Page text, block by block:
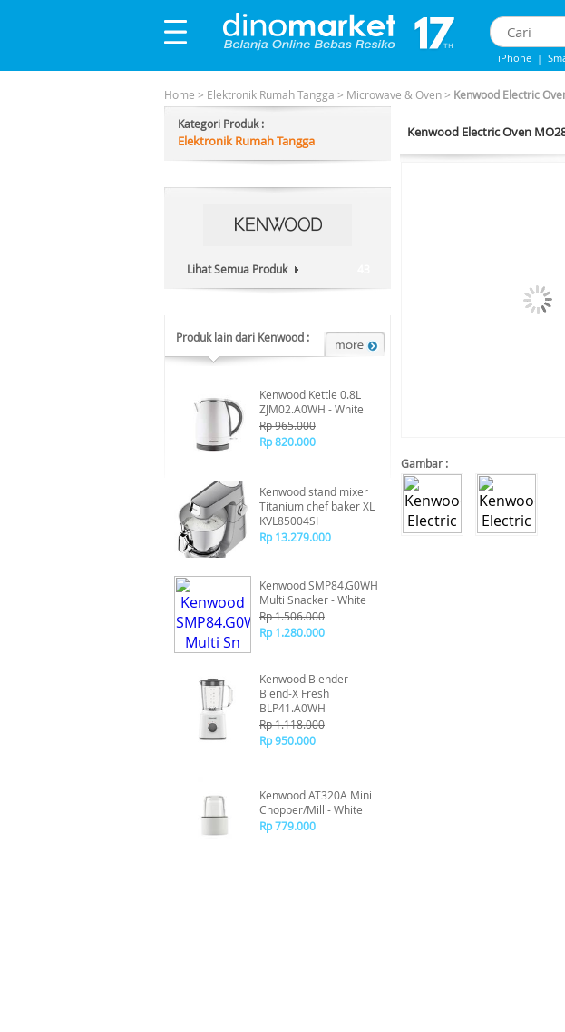
iPhone |
Home > Elektronik Rumah Tangga > Microwave & Oven> Kenwood Electric
Kategori Produk :
Elektronik Rumah Tangga
Lihat Semua Produk
Produk lain dari Kenwood :
Kenwood Kettle 0.8L
ZJM02.A0WH - White
Rp 965.000
Rp 820.000
Kenwood stand mixer
Titanium chef baker XL
KVL85004SI
Rp 13.279.000
Kenwood SMP84.G0WH
Multi Snacker - White
Rp 1.506.000
Rp 1.280.000
Kenwood Blender
Blend-X Fresh
BLP41.A0WH
Rp 1.118.000
Rp 950.000
Kenwood AT320A Mini
Chopper/Mill - White
Rp 779.000
Kenwood Electric Oven
Gambar :